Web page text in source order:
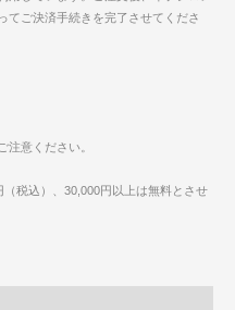
てご決済手続きを完了させてくださ
注意ください。
税込）、30,000円以上は無料とさせ